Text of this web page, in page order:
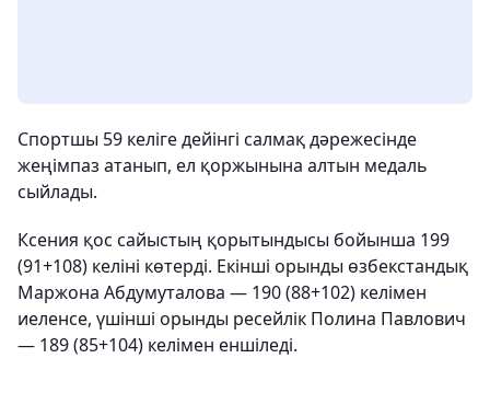
Спортшы 59 келіге дейінгі салмақ дәрежесінде
жеңімпаз атанып, ел қоржынына алтын медаль
сыйлады.
Ксения қос сайыстың қорытындысы бойынша 199
(91+108) келіні көтерді. Екінші орынды өзбекстандық
Маржона Абдумуталова — 190 (88+102) келімен
иеленсе, үшінші орынды ресейлік Полина Павлович
— 189 (85+104) келімен еншіледі.